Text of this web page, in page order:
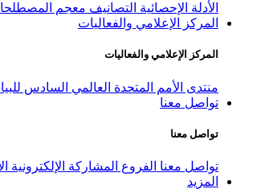
الأدلة الإحصائية التصانيف معجم
المركز الإعلامي والفعاليات
المركز الإعلامي والفعاليات
منتدى الأمم المتحدة العالمي السادس للبيانات
تواصل معنا
تواصل معنا
تواصل معنا الفروع المشاركة الإلكترونية
المزيد